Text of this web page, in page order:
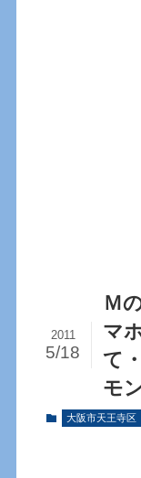
Ｍ
マ
て
モ
2011
5/18
大阪市天王寺区